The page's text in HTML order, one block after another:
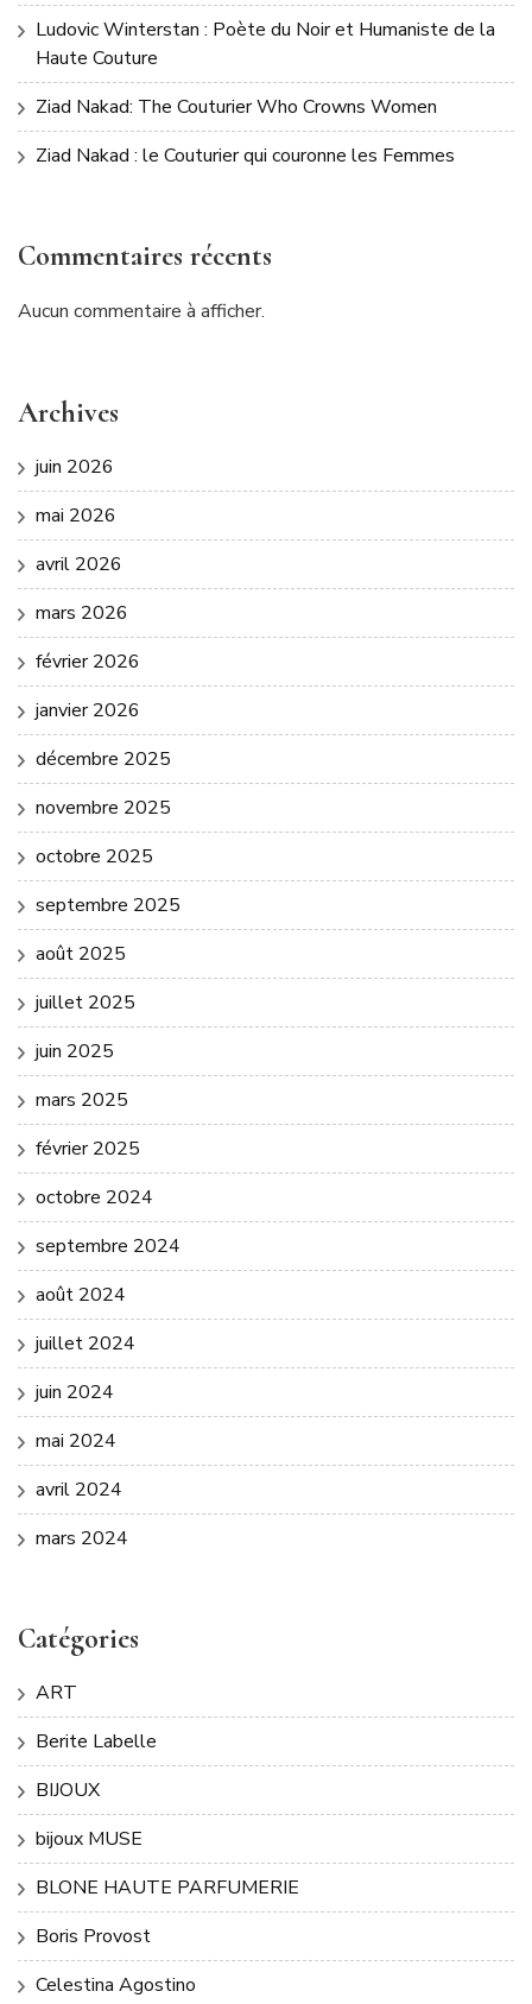
Ludovic Winterstan : Poète du Noir et Humaniste de la
Haute Couture
Ziad Nakad: The Couturier Who Crowns Women
Ziad Nakad : le Couturier qui couronne les Femmes
Commentaires récents
Aucun commentaire à afficher.
Archives
juin 2026
mai 2026
avril 2026
mars 2026
février 2026
janvier 2026
décembre 2025
novembre 2025
octobre 2025
septembre 2025
août 2025
juillet 2025
juin 2025
mars 2025
février 2025
octobre 2024
septembre 2024
août 2024
juillet 2024
juin 2024
mai 2024
avril 2024
mars 2024
Catégories
ART
Berite Labelle
BIJOUX
bijoux MUSE
BLONE HAUTE PARFUMERIE
Boris Provost
Celestina Agostino